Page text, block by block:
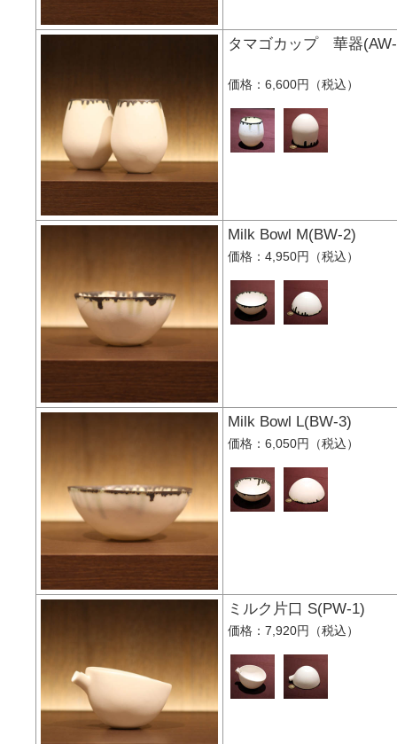
タマゴカップ 華器
価格：6,600円（税込）
Milk Bowl M(BW-
価格：4,950円（税込）
Milk Bowl L(BW-3)
価格：6,050円（税込）
ミルク片口 S(PW-
価格：7,920円（税込）